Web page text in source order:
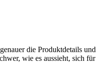
die Produktdetails und
wie es aussieht, sich für